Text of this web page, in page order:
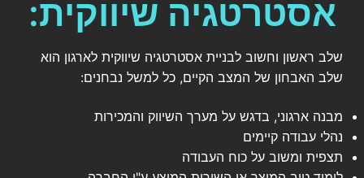
אסטרטגיה שיווקית:
שלב ראשון וחשוב לבניית אסטרטגיה שיווקית לארגון הוא
שלב האבחון של המצב הקיים, כל למשל נבחנים:
מבנה ארגוני, בדגש על מערך השיווק והמכירות
נהלי עבודה קיימים
תצפית ומשוב על כוח העבודה